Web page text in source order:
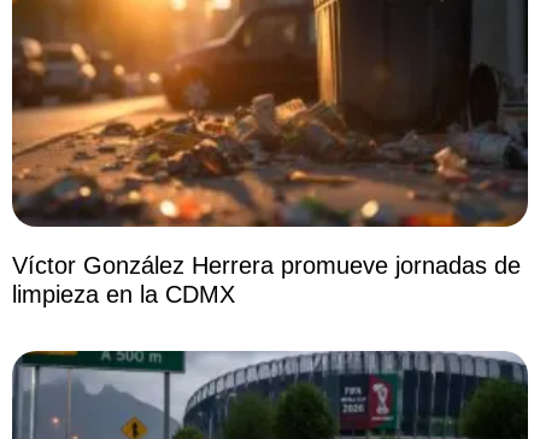
Víctor González Herrera promueve jornadas de
limpieza en la CDMX